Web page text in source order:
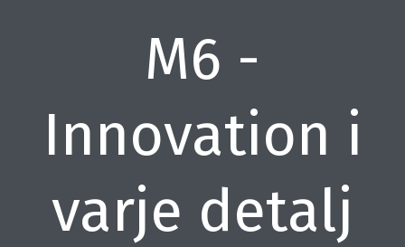
M6 -
Innovation i
varje detalj